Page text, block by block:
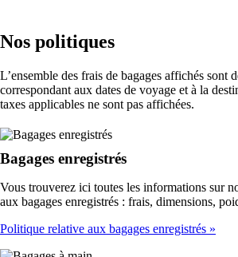
Nos politiques
L’ensemble des frais de bagages affichés sont
correspondant aux dates de voyage et à la
taxes applicables ne sont pas affichées.
Bagages enregistrés
Vous trouverez ici toutes les informations sur
aux bagages enregistrés : frais, dimensions,
Politique relative aux bagages enregistrés